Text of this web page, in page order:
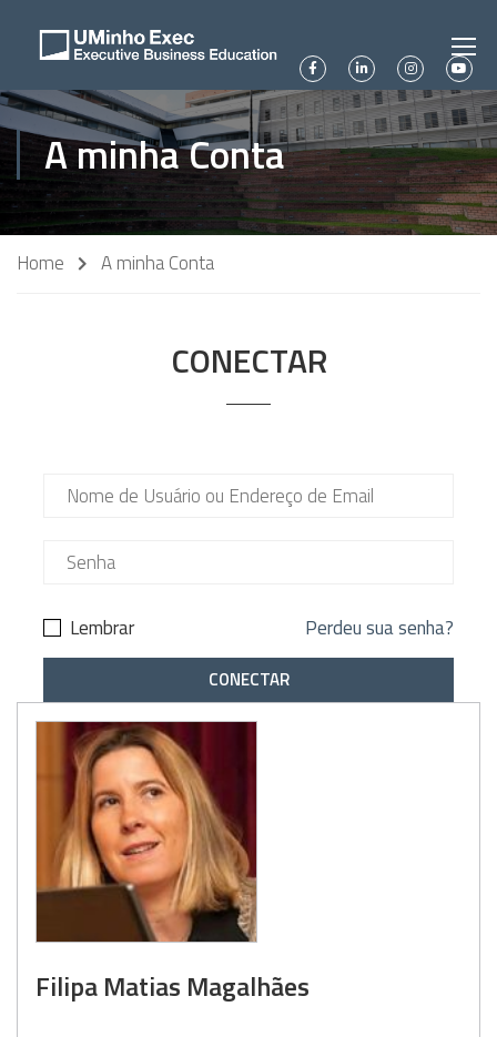
A minha Conta
Home A minha Conta
CONECTAR
Lembrar Perdeu sua senha?
Filipa Matias Magalhães